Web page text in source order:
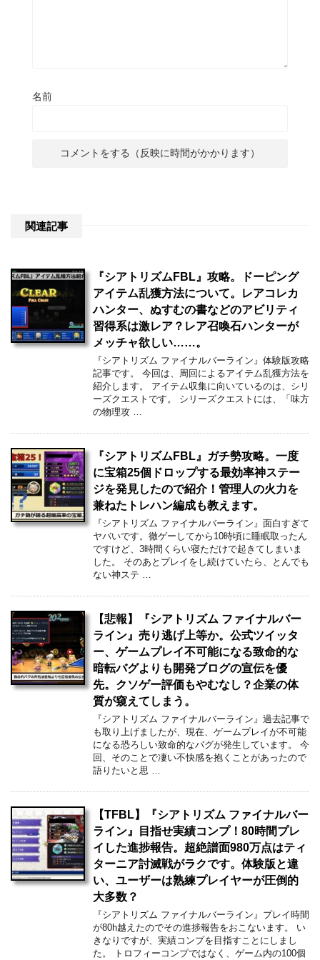
名前
関連記事
『シアトリズムFBL』攻略。ドーピング
アイテム乱獲方法について。レアコレカ
ハンター、ぬすむの書などのアビリティ
習得系は激レア？レア召喚石ハンターが
メッチャ欲しい……。
『シアトリズム ファイナルバーライン』体験版攻略
記事です。 今回は、周回によるアイテム乱獲方法を
紹介します。 アイテム収集に向いているのは、シリ
ーズクエストです。 シリーズクエストには、「味方
の物理攻 …
『シアトリズムFBL』ガチ勢攻略。一度
に宝箱25個ドロップする最効率神ステー
ジを発見したので紹介！管理人の火力を
兼ねたトレハン編成も教えます。
『シアトリズム ファイナルバーライン』面白すぎて
ヤバいです。徹ゲーしてから10時頃に睡眠取ったん
ですけど、3時間くらい寝ただけで起きてしまいま
した。 そのあとプレイをし続けていたら、とんでも
ない神ステ …
【悲報】『シアトリズム ファイナルバー
ライン』売り逃げ上等か。公式ツイッタ
ー、ゲームプレイ不可能になる致命的な
暗転バグよりも開発ブログの宣伝を優
先。クソゲー評価もやむなし？企業の体
質が窺えてしまう。
『シアトリズム ファイナルバーライン』過去記事で
も取り上げましたが、現在、ゲームプレイが不可能
になる恐ろしい致命的なバグが発生しています。 今
回、そのことで凄い不快感を抱くことがあったので
語りたいと思 …
【TFBL】『シアトリズム ファイナルバー
ライン』目指せ実績コンプ！80時間プレ
イした進捗報告。超絶譜面980万点はティ
ターニア討滅戦がラクです。体験版と違
い、ユーザーは熟練プレイヤーが圧倒的
大多数？
『シアトリズム ファイナルバーライン』プレイ時間
が80h越えたのでその進捗報告をおこないます。 い
きなりですが、実績コンプを目指すことにしまし
た。 トロフィーコンプではなく、ゲーム内の100個